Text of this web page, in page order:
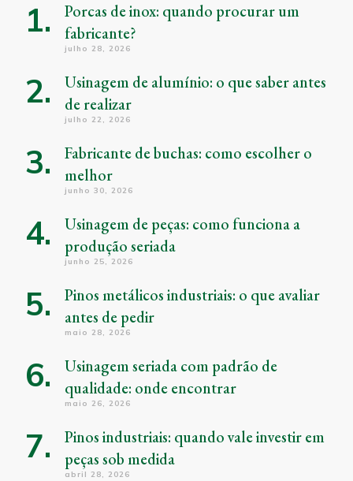
Porcas de inox: quando procurar um
fabricante?
julho 28, 2026
Usinagem de alumínio: o que saber antes
de realizar
julho 22, 2026
Fabricante de buchas: como escolher o
melhor
junho 30, 2026
Usinagem de peças: como funciona a
produção seriada
junho 25, 2026
Pinos metálicos industriais: o que avaliar
antes de pedir
maio 28, 2026
Usinagem seriada com padrão de
qualidade: onde encontrar
maio 26, 2026
Pinos industriais: quando vale investir em
peças sob medida
abril 28, 2026